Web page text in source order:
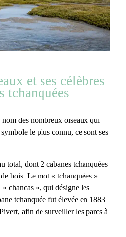
et ses célèbres
tchanquées
nom des nombreux oiseaux qui
le plus connu, ce sont ses
total, dont 2 cabanes tchanquées
bois. Le mot « tchanquées »
chancas », qui désigne les
tchanquée fut élevée en 1883
afin de surveiller les parcs à